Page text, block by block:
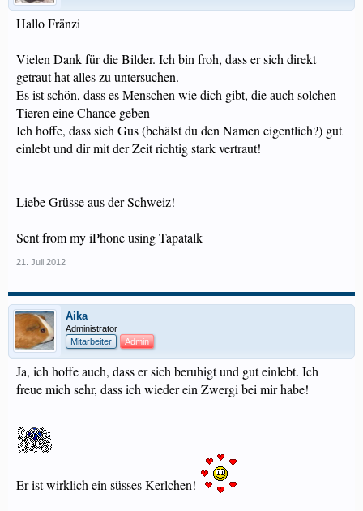
Hallo Fränzi
Vielen Dank für die Bilder. Ich bin froh, dass er sich direkt
getraut hat alles zu untersuchen.
Es ist schön, dass es Menschen wie dich gibt, die auch solchen
Tieren eine Chance geben
Ich hoffe, dass sich Gus (behälst du den Namen eigentlich?) gut
einlebt und dir mit der Zeit richtig stark vertraut!
Liebe Grüsse aus der Schweiz!
Sent from my iPhone using Tapatalk
21. Juli 2012
Aika
Administrator
Mitarbeiter
Admin
Ja, ich hoffe auch, dass er sich beruhigt und gut einlebt. Ich
freue mich sehr, dass ich wieder ein Zwergi bei mir habe!
Er ist wirklich ein süsses Kerlchen!